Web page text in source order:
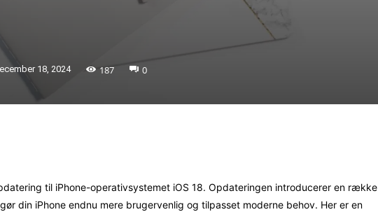
18, 2024 187 0
til iPhone-operativsystemet iOS 18. Opdateringen introducerer en række
din iPhone endnu mere brugervenlig og tilpasset moderne behov. Her er en